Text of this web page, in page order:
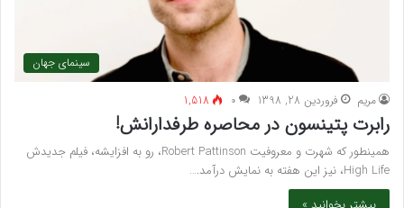
سینمای جهان
مريم فروردین 28, 1398 ۰ 1,518
رابرت پتینسون در محاصره طرفدارانش!
همینطور که شهرت و معروفیت Robert Pattinson، رو به افزایشه، فیلم جدیدش
High Life، نیز این هفته به نمایش درآمد.…